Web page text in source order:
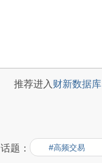
推荐进入财新数据库
话题： #高频交易